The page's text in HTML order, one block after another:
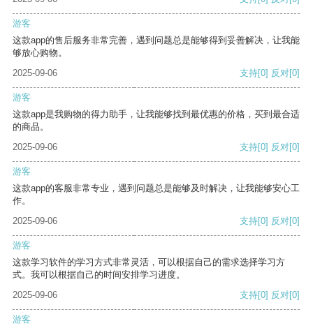
游客
这款app的售后服务非常完善，遇到问题总是能够得到妥善解决，让我能
够放心购物。
2025-09-06
支持[0] 反对[0]
游客
这款app是我购物的得力助手，让我能够找到最优惠的价格，买到最合适
的商品。
2025-09-06
支持[0] 反对[0]
游客
这款app的客服非常专业，遇到问题总是能够及时解决，让我能够安心工
作。
2025-09-06
支持[0] 反对[0]
游客
这款学习软件的学习方式非常灵活，可以根据自己的需求选择学习方
式。我可以根据自己的时间安排学习进度。
2025-09-06
支持[0] 反对[0]
游客